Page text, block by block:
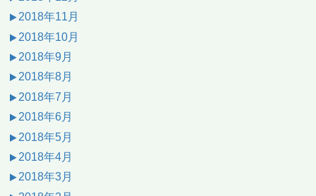
2018年11月
2018年10月
2018年9月
2018年8月
2018年7月
2018年6月
2018年5月
2018年4月
2018年3月